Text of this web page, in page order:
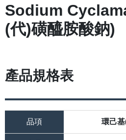
Sodium
(代)磺醯胺酸鈉)
產品規格表
品項 環己